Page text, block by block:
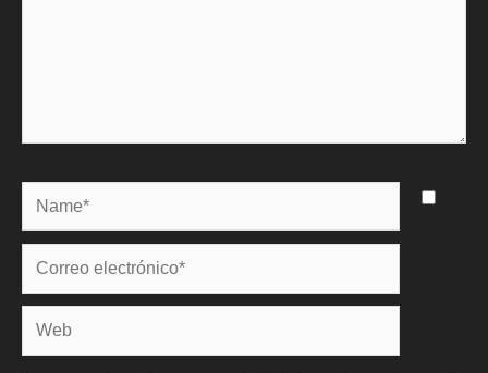
Name*
Correo
electrónico*
Web